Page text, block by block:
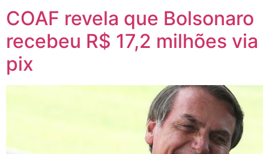
COAF revela que Bolsonaro
recebeu R$ 17,2 milhões via
pix